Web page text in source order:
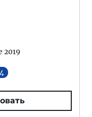
2019
4